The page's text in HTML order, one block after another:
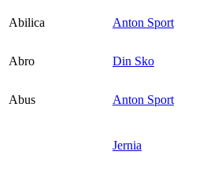
Abilica Anton Sport
Abro
Din Sko
Abus Anton Sport
Jernia